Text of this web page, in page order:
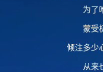
为了
蒙受
倾注多少
从来